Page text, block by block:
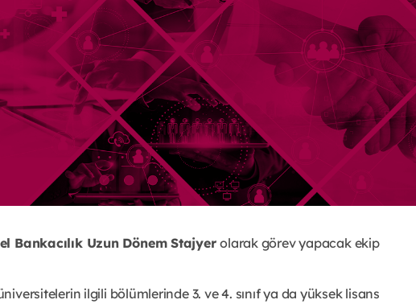
Bankacılık Uzun Dönem Stajyerolarak görev yapacak ekip
ilgili bölümlerinde 3. ve 4. sınıf ya da yüksek lisans